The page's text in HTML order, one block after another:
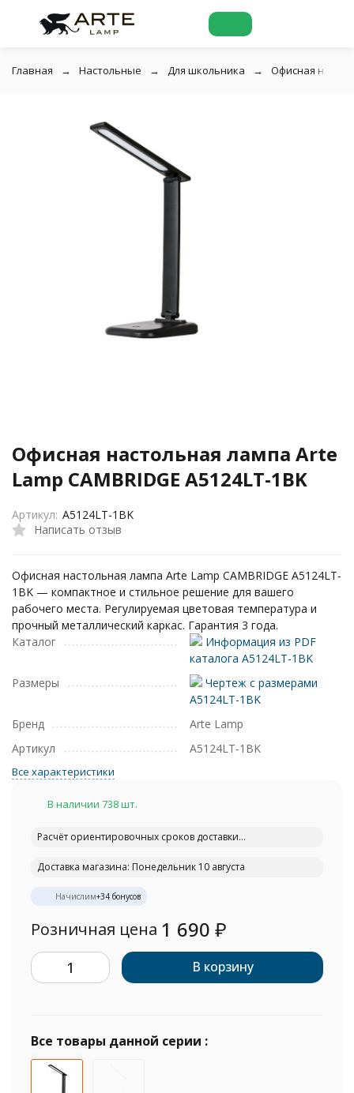
Главная Настольные Для школьника Офисная
Офисная настольная лампа Arte
Lamp CAMBRIDGE A5124LT-1BK
Написать отзыв
Артикул: A5124LT-1BK
Офисная настольная лампа Arte Lamp CAMBRIDGE A5124LT-
1BK — компактное и стильное решение для вашего
рабочего места. Регулируемая цветовая температура и
прочный металлический каркас. Гарантия 3 года.
Каталог
Информация из PDF
каталога A5124LT-1BK
Размеры
Чертеж с размерами
A5124LT-1BK
Бренд
Arte Lamp
Артикул
A5124LT-1BK
Все характеристики
В наличии 738 шт.
Расчёт ориентировочных сроков доставки...
Доставка магазина: Понедельник 10 августа
Начислим+34 бонусов
Розничная цена 1 690 ₽
В корзину
Все товары данной серии :